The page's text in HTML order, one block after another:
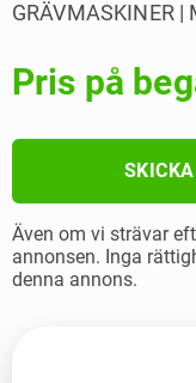
GRÄVMASKINER |
Pris på
Även om vi strävar
annonsen. Inga
denna annons.